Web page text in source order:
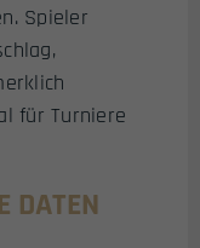
Spieler
für Turniere
DATEN